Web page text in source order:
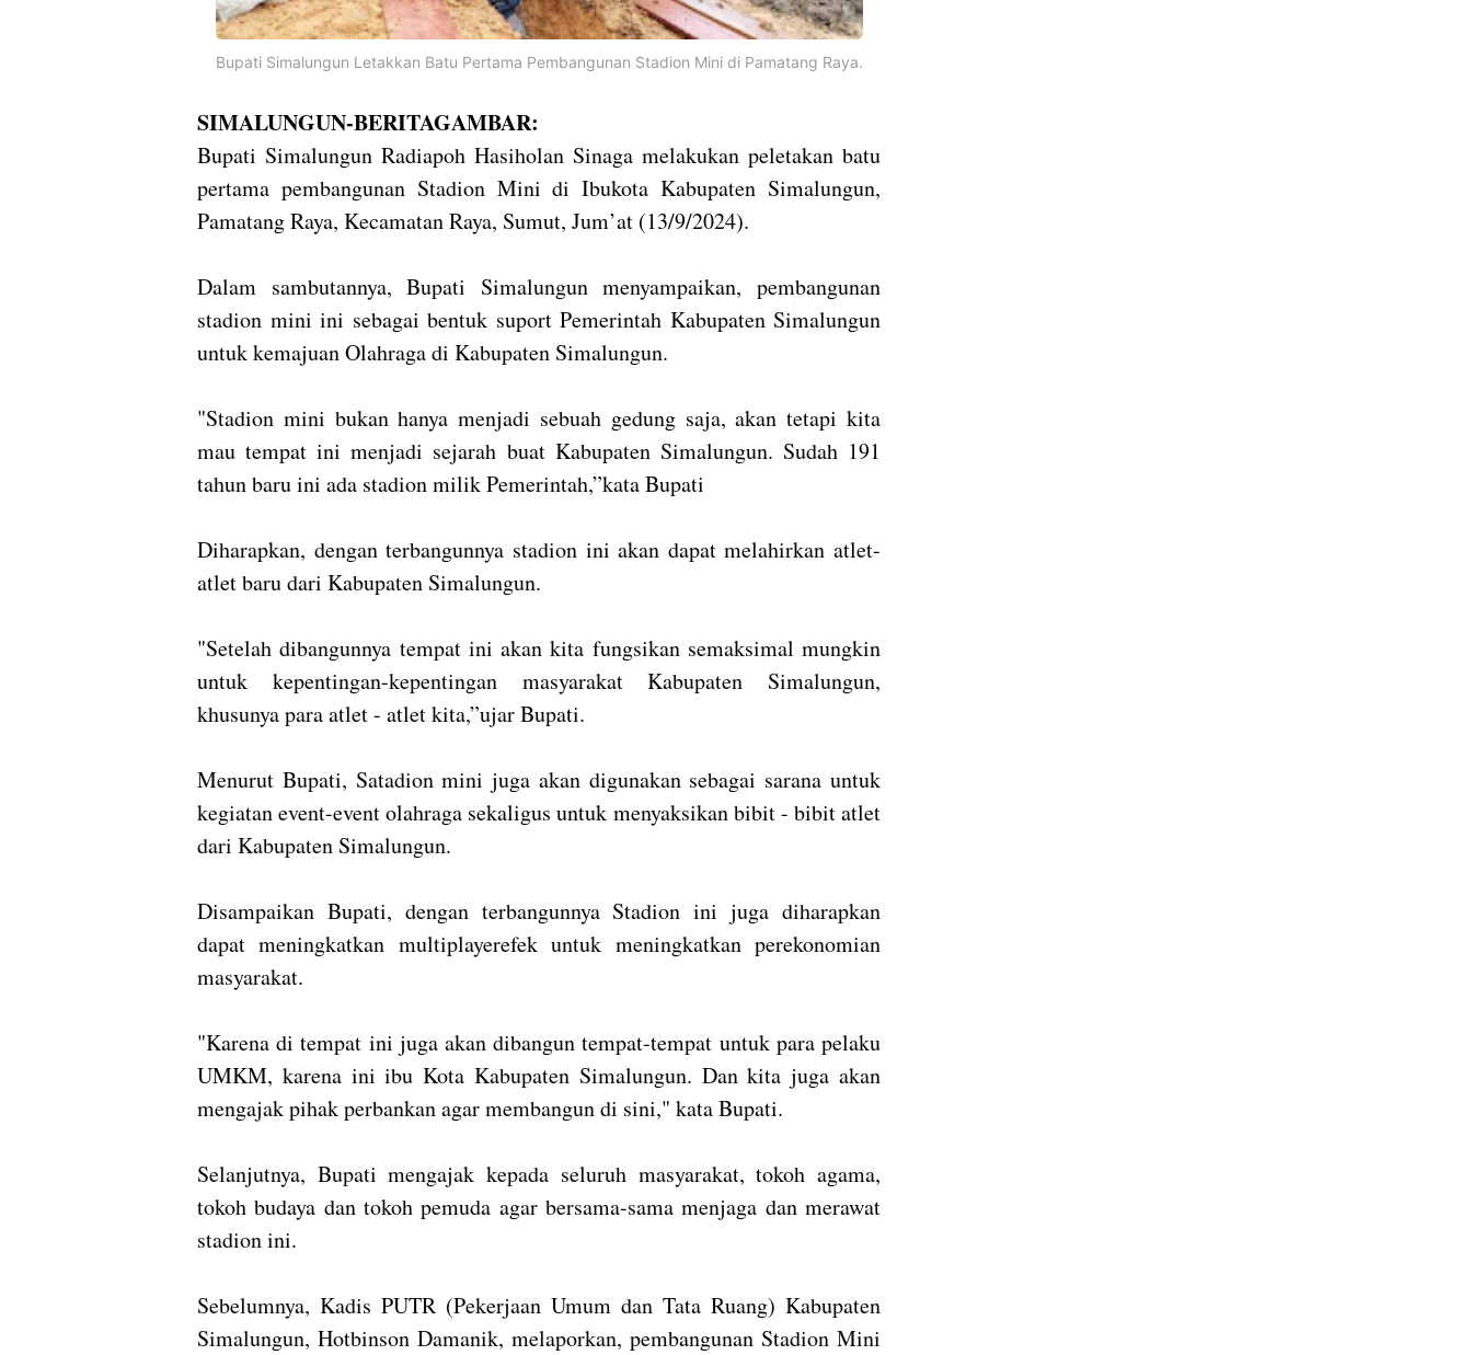
Bupati Simalungun Letakkan Batu Pertama Pembangunan Stadion Mini di Pamatang Raya.
SIMALUNGUN-BERITAGAMBAR:
Bupati Simalungun Radiapoh Hasiholan Sinaga melakukan peletakan batu
pertama pembangunan Stadion Mini di Ibukota Kabupaten Simalungun,
Pamatang Raya, Kecamatan Raya, Sumut, Jum’at (13/9/2024).
Dalam sambutannya, Bupati Simalungun menyampaikan, pembangunan
stadion mini ini sebagai bentuk suport Pemerintah Kabupaten Simalungun
untuk kemajuan Olahraga di Kabupaten Simalungun.
"Stadion mini bukan hanya menjadi sebuah gedung saja, akan tetapi kita
mau tempat ini menjadi sejarah buat Kabupaten Simalungun. Sudah 191
tahun baru ini ada stadion milik Pemerintah,”kata Bupati
Diharapkan, dengan terbangunnya stadion ini akan dapat melahirkan atlet-
atlet baru dari Kabupaten Simalungun.
"Setelah dibangunnya tempat ini akan kita fungsikan semaksimal mungkin
untuk kepentingan-kepentingan masyarakat Kabupaten Simalungun,
khusunya para atlet - atlet kita,”ujar Bupati.
Menurut Bupati, Satadion mini juga akan digunakan sebagai sarana untuk
kegiatan event-event olahraga sekaligus untuk menyaksikan bibit - bibit atlet
dari Kabupaten Simalungun.
Disampaikan Bupati, dengan terbangunnya Stadion ini juga diharapkan
dapat meningkatkan multiplayerefek untuk meningkatkan perekonomian
masyarakat.
"Karena di tempat ini juga akan dibangun tempat-tempat untuk para pelaku
UMKM, karena ini ibu Kota Kabupaten Simalungun. Dan kita juga akan
mengajak pihak perbankan agar membangun di sini," kata Bupati.
Selanjutnya, Bupati mengajak kepada seluruh masyarakat, tokoh agama,
tokoh budaya dan tokoh pemuda agar bersama-sama menjaga dan merawat
stadion ini.
Sebelumnya, Kadis PUTR (Pekerjaan Umum dan Tata Ruang) Kabupaten
Simalungun, Hotbinson Damanik, melaporkan, pembangunan Stadion Mini